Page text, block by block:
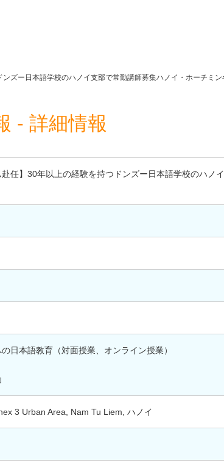
ズー日本語学校のハノイ支部で常勤講師募集ハノイ・ホーチミン
- 詳細情報
赴任】30年以上の経験を持つドンズー日本語学校のハ
日本語教育（対面授業、オンライン授業）
助
3 Urban Area, Nam Tu Liem, ハノイ